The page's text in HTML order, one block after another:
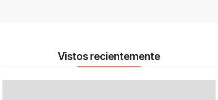
Vistos recientemente